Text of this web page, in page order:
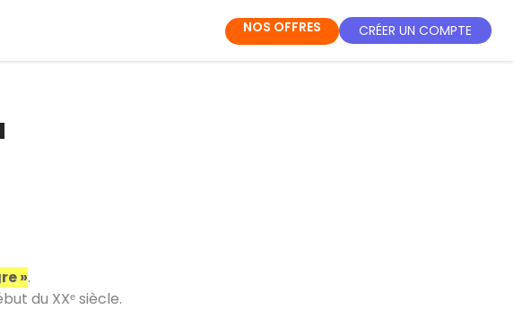
NOS OFFRES CRÉER UN COMPTE
».
du XXᵉ siècle.